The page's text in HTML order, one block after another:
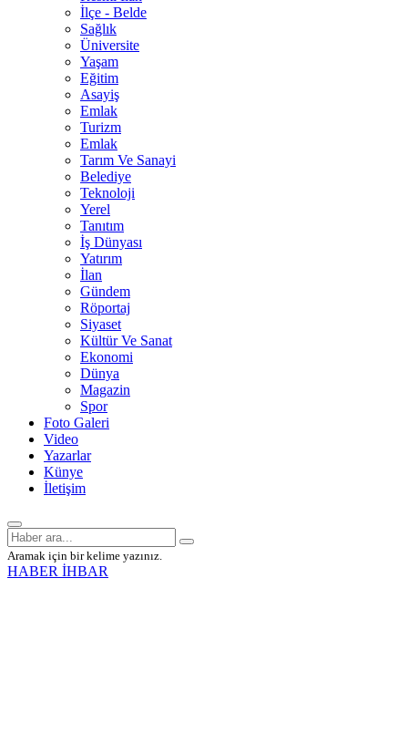
İlçe - Belde
Sağlık
Üniversite
Yaşam
Eğitim
Asayiş
Emlak
Turizm
Emlak
Tarım Ve Sanayi
Belediye
Teknoloji
Yerel
Tanıtım
İş Dünyası
Yatırım
İlan
Gündem
Röportaj
Siyaset
Kültür Ve Sanat
Ekonomi
Dünya
Magazin
Spor
Foto Galeri
Video
Yazarlar
Künye
İletişim
Aramak için bir kelime yazınız.
HABER İHBAR